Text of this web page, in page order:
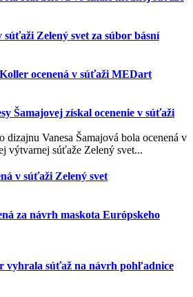
súťaži Zelený svet za súbor básní
ocenená v súťaži MEDart
Šamajovej získal ocenenie v súťaži
dizajnu Vanesa Šamajová bola ocenená v
výtvarnej súťaže Zelený svet...
v súťaži Zelený svet
za návrh maskota Európskeho
vyhrala súťaž na návrh pohľadnice